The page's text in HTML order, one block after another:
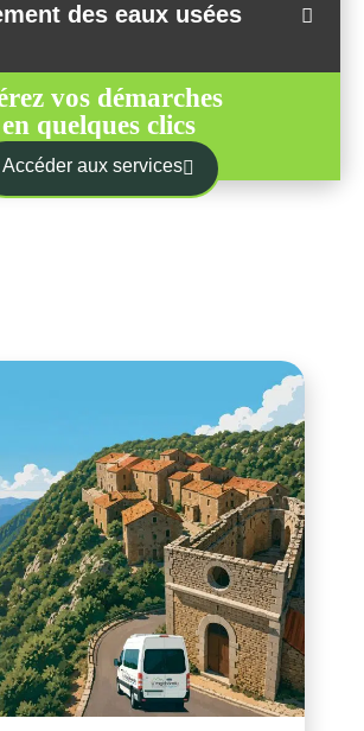
des eaux usées
vos démarches
en quelques clics
Accéder aux services